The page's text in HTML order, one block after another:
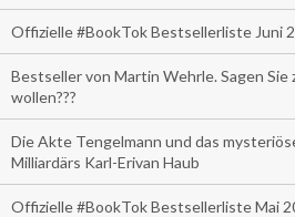
Offizielle #BookTok Bestsellerliste Juni
Bestseller von Martin Wehrle. Sagen Sie
wollen???
Die Akte Tengelmann und das
Milliardärs Karl-Erivan Haub
Offizielle #BookTok Bestsellerliste Mai